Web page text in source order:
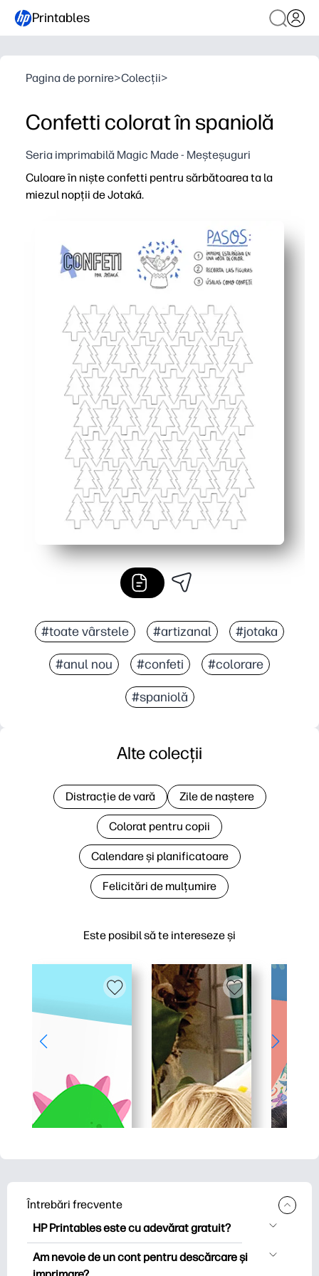
Printables
Pagina de pornire>Colecții>
Confetti colorat în spaniolă
Seria imprimabilă Magic Made - Meșteșuguri
Culoare în niște confetti pentru sărbătoarea ta la
miezul nopții de Jotaká.
Zero-prep - trebuie doar să imprimați și să luați
Îi menține pe copii fericiți concentrați în timpul
Se dublează ca decor - colorați, tăiați și folosiți ca
Construiește creativitatea și abilitățile motorii fine
#toate vârstele #artizanal #jotaka
#anul nou #confeti #colorare
#spaniolă
Este posibil să te intereseze și
Alte colecții
Distracție de vară Zile de naștere
Colorat pentru copii
Calendare și planificatoare
Felicitări de mulțumire
Întrebări frecvente
HP Printables este cu adevărat gratuit?
HP Printables oferă peste 2.500 de
imprimabile gratuite pentru descărcare
Am nevoie de un cont pentru descărcare și